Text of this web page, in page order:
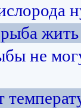
жить
не